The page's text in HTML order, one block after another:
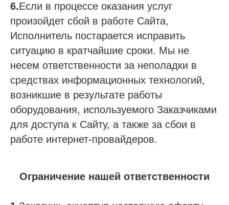
6.Если в процессе оказания услуг
произойдет сбой в работе Сайта,
Исполнитель постарается исправить
ситуацию в кратчайшие сроки. Мы не
несем ответственности за неполадки в
средствах информационных технологий,
возникшие в результате работы
оборудования, используемого Заказчиками
для доступа к Сайту, а также за сбои в
работе интернет-провайдеров.
Ограничение нашей ответственности